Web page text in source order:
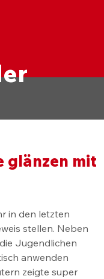
glänzen mit
in den letzten
stellen. Neben
Jugendlichen
anwenden
zeigte super